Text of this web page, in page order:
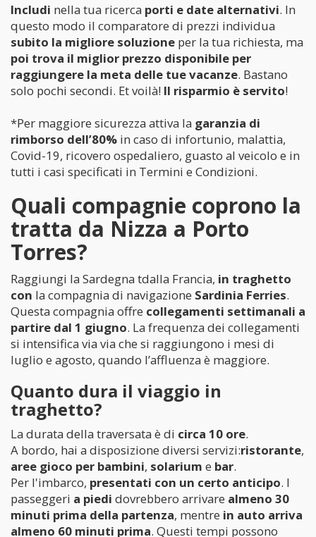
Includi nella tua ricerca porti e date alternativi. In
questo modo il comparatore di prezzi individua
subito la migliore soluzione per la tua richiesta, ma
poi trova il miglior prezzo disponibile per
raggiungere la meta delle tue vacanze. Bastano
solo pochi secondi. Et voilà! Il risparmio è servito!
*Per maggiore sicurezza attiva la garanzia di
rimborso dell’80% in caso di infortunio, malattia,
Covid-19, ricovero ospedaliero, guasto al veicolo e in
tutti i casi specificati in Termini e Condizioni.
Quali compagnie coprono la
tratta da Nizza a Porto
Torres?
Raggiungi la Sardegna tdalla Francia, in traghetto
con la compagnia di navigazione Sardinia Ferries.
Questa compagnia offre collegamenti settimanali a
partire dal 1 giugno. La frequenza dei collegamenti
si intensifica via via che si raggiungono i mesi di
luglio e agosto, quando l’affluenza è maggiore.
Quanto dura il viaggio in
traghetto?
La durata della traversata è di circa 10 ore.
A bordo, hai a disposizione diversi servizi:ristorante,
aree gioco per bambini, solarium e bar.
Per l'imbarco, presentati con un certo anticipo. I
passeggeri a piedi dovrebbero arrivare almeno 30
minuti prima della partenza, mentre in auto arriva
almeno 60 minuti prima. Questi tempi possono